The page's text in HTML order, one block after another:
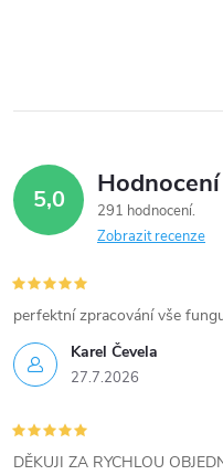
k
v
ý
p
i
s
u
5,0
291 hodnocení
Zobrazit recenze
Karel Čevela
27.7.2026
perfektní zpracování vše
DĚKUJI ZA RYCHLOU